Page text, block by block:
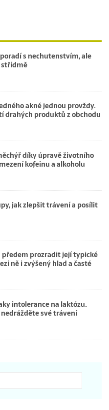
s nechutenstvím, ale
střídmě
akné jednou provždy.
drahých produktů z obchodu
díky úpravě životního
kofeinu a alkoholu
jak zlepšit trávení a posílit
předem prozradit její typické
ně i zvýšený hlad a časté
intolerance na laktózu.
nedrážděte své trávení